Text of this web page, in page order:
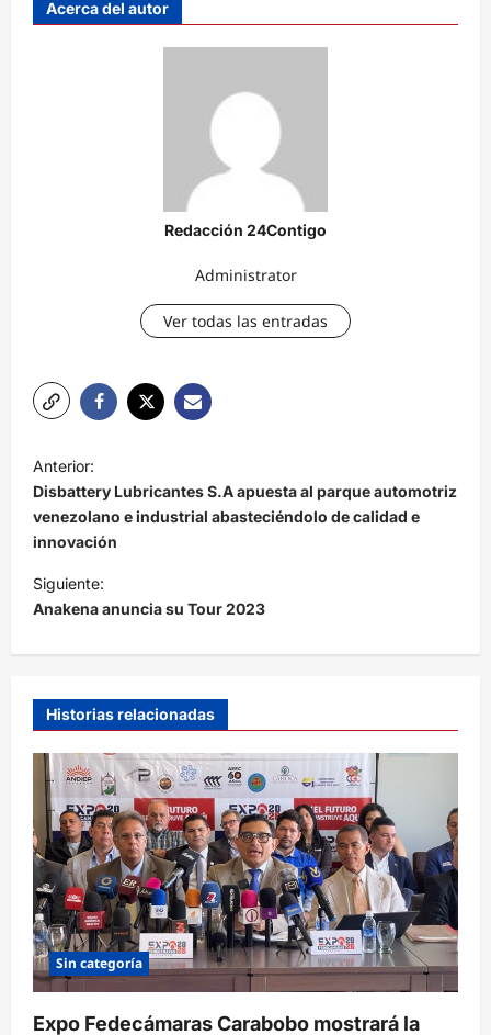
Acerca del autor
Redacción 24Contigo
Administrator
Ver todas las entradas
a
v
e
g
a
c
ó
n
d
e
e
n
t
r
a
Anterior:
Disbattery Lubricantes S.A apuesta al parque automotriz
venezolano e industrial abasteciéndolo de calidad e
innovación
Siguiente:
Anakena anuncia su Tour 2023
Historias relacionadas
Sin categoría
Expo Fedecámaras Carabobo mostrará la